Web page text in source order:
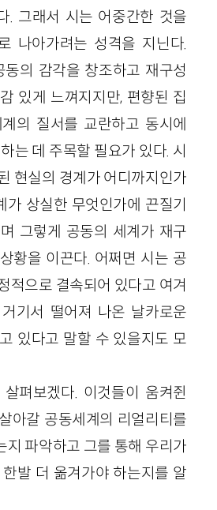
. 그래서 시는 어중간한 것을
나아가려는 성격을 지닌다.
의 감각을 창조하고 재구성
있게 느껴지지만, 편향된 집
의 질서를 교란하고 동시에
는 데 주목할 필요가 있다. 시
현실의 경계가 어디까지인가
가 상실한 무엇인가에 끈질기
그렇게 공동의 세계가 재구
황을 이끈다. 어쩌면 시는 공
적으로 결속되어 있다고 여겨
기서 떨어져 나온 날카로운
있다고 말할 수 있을지도 모
펴보겠다. 이것들이 움켜쥔
아갈 공동세계의 리얼리티를
지 파악하고 그를 통해 우리가
발 더 옮겨가야 하는지를 알